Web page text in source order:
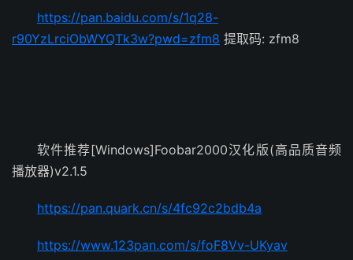
https://pan.baidu.com/s/1q28-
r90YzLrciObWYQTk3w?pwd=zfm8 提取码: zfm8
软件推荐[Windows]Foobar2000汉化版(高品质音频
播放器)v2.1.5
https://pan.quark.cn/s/4fc92c2bdb4a
https://www.123pan.com/s/foF8Vv-UKyav